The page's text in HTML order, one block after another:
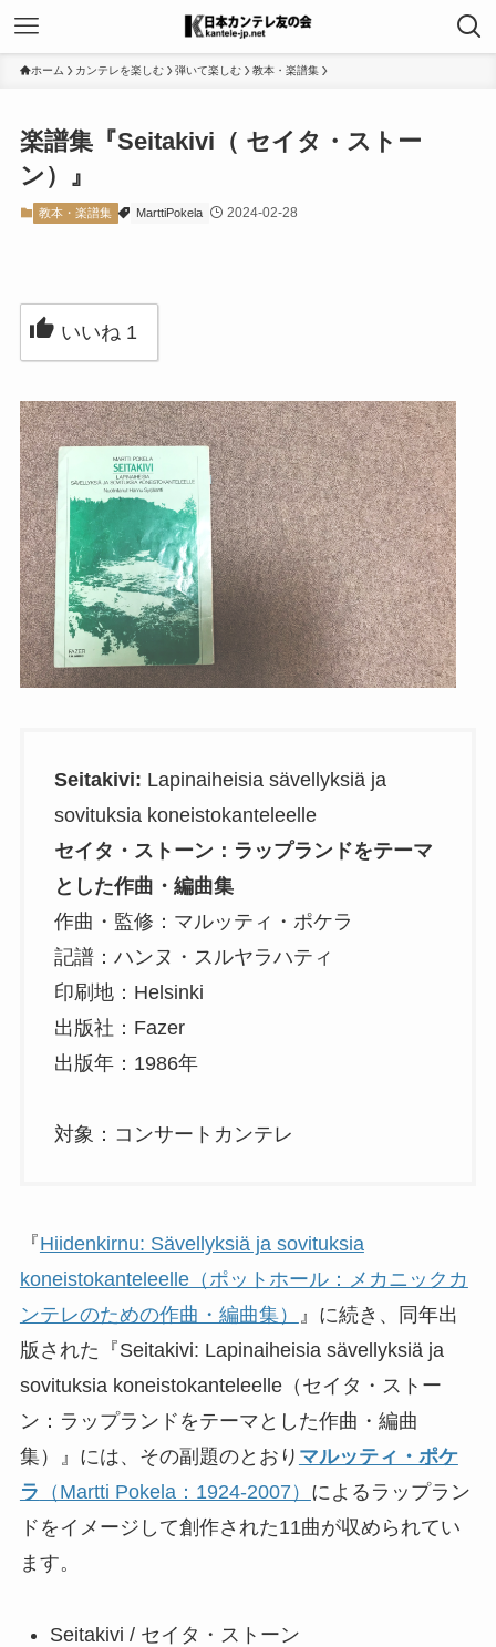
ホーム カンテレを楽しむ 弾いて楽しむ 教本・楽譜集
楽譜集『Seitakivi（ セイタ・ストー
ン）』
教本・楽譜集 MarttiPokela 2024-02-28
いいね 1
Seitakivi: Lapinaiheisia sävellyksiä ja
sovituksia koneistokanteleelle
セイタ・ストーン：ラップランドをテーマ
とした作曲・編曲集
作曲・監修：マルッティ・ポケラ
記譜：ハンヌ・スルヤラハティ
印刷地：Helsinki
出版社：Fazer
出版年：1986年
対象：コンサートカンテレ
『Hiidenkirnu: Sävellyksiä ja sovituksia
koneistokanteleelle（ポットホール：メカニックカ
ンテレのための作曲・編曲集）
』に続き、同年出
版された『Seitakivi: Lapinaiheisia sävellyksiä ja
sovituksia koneistokanteleelle（セイタ・ストー
ン：ラップランドをテーマとした作曲・編曲
集）』には、その副題のとおり マルッティ・ポケ
ラ （Martti Pokela：1924-2007） によるラップラン
ドをイメージして創作された11曲が収められてい
ます。
Seitakivi / セイタ・ストーン